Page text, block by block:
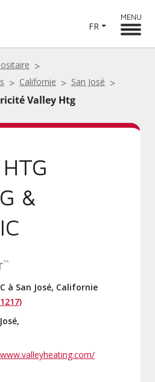
FR
MENU
Californie San José
Valley Htg
&
à San José, Californie